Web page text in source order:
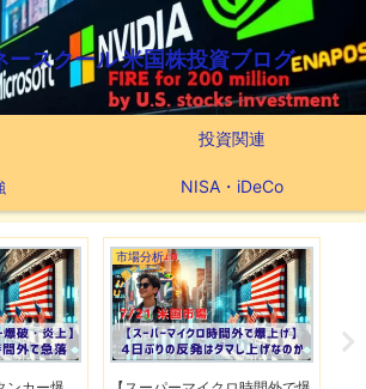
ースクール 米国株投資ブログ
投資関連
NISA・iDeCo
市場分析